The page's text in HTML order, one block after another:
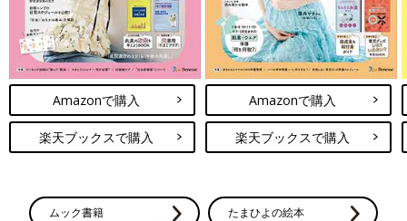
Amazonで購入
楽天ブックスで購入
Amazonで購入
楽天ブックスで購入
ムック書籍 たまひよの絵本